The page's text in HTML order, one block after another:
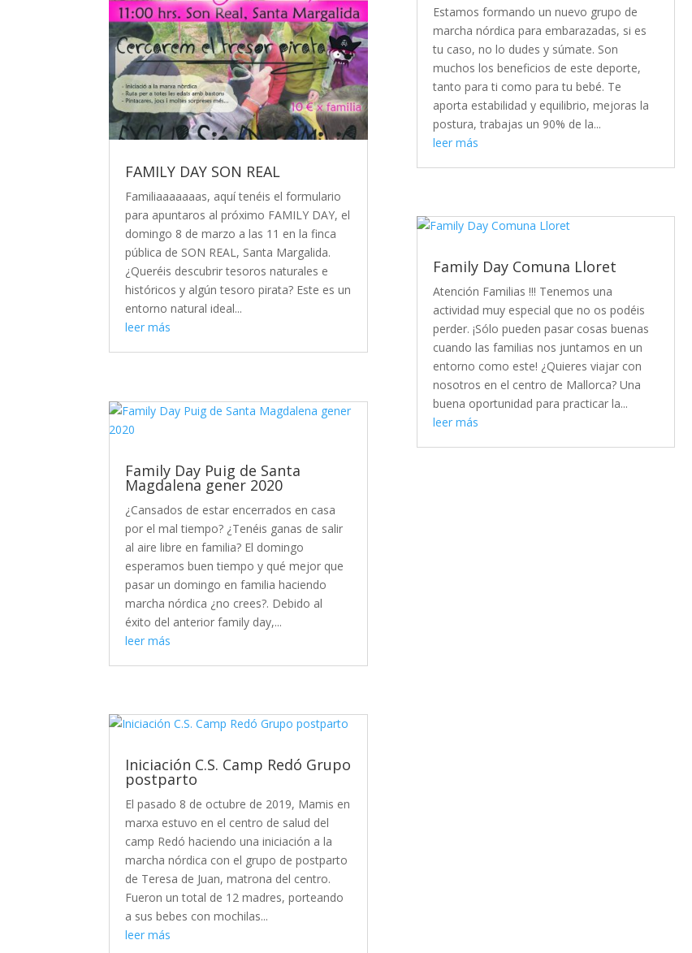
FAMILY DAY SON REAL
Familiaaaaaaas, aquí tenéis el formulario
para apuntaros al próximo FAMILY DAY, el
domingo 8 de marzo a las 11 en la finca
pública de SON REAL, Santa Margalida.
¿Queréis descubrir tesoros naturales e
históricos y algún tesoro pirata? Este es un
entorno natural ideal...
leer más
Family Day Puig de Santa
Magdalena gener 2020
¿Cansados de estar encerrados en casa
por el mal tiempo? ¿Tenéis ganas de salir
al aire libre en familia? El domingo
esperamos buen tiempo y qué mejor que
pasar un domingo en familia haciendo
marcha nórdica ¿no crees?. Debido al
éxito del anterior family day,...
leer más
Iniciación C.S. Camp Redó Grupo
postparto
El pasado 8 de octubre de 2019, Mamis en
marxa estuvo en el centro de salud del
camp Redó haciendo una iniciación a la
marcha nórdica con el grupo de postparto
de Teresa de Juan, matrona del centro.
Fueron un total de 12 madres, porteando
a sus bebes con mochilas...
leer más
Estamos formando un nuevo grupo de
marcha nórdica para embarazadas, si es
tu caso, no lo dudes y súmate. Son
muchos los beneficios de este deporte,
tanto para ti como para tu bebé. Te
aporta estabilidad y equilibrio, mejoras la
postura, trabajas un 90% de la...
leer más
Family Day Comuna Lloret
Atención Familias !!! Tenemos una
actividad muy especial que no os podéis
perder. ¡Sólo pueden pasar cosas buenas
cuando las familias nos juntamos en un
entorno como este! ¿Quieres viajar con
nosotros en el centro de Mallorca? Una
buena oportunidad para practicar la...
leer más